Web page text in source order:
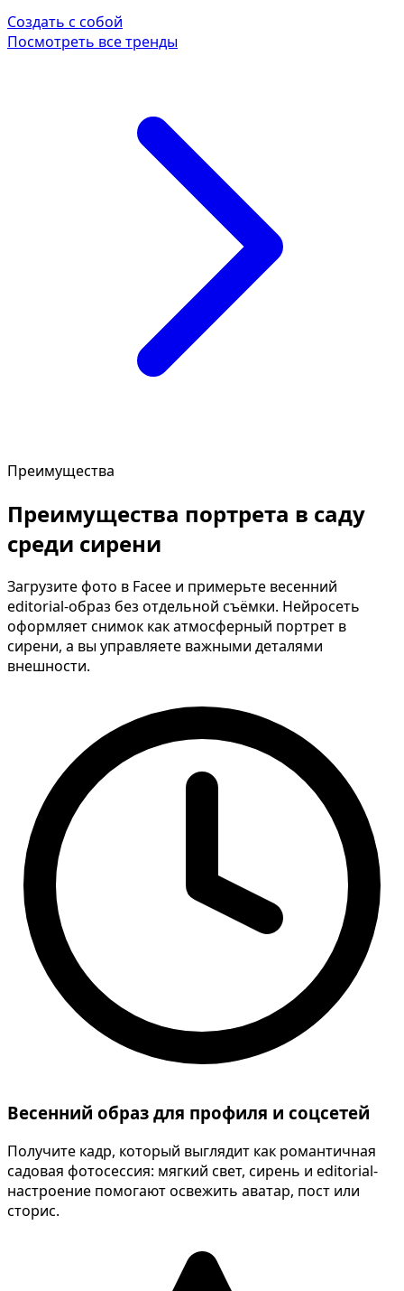
Создать с собой
Посмотреть все тренды
Преимущества
Преимущества портрета в саду
среди сирени
Загрузите фото в Facee и примерьте весенний
editorial-образ без отдельной съёмки. Нейросеть
оформляет снимок как атмосферный портрет в
сирени, а вы управляете важными деталями
внешности.
Весенний образ для профиля и соцсетей
Получите кадр, который выглядит как романтичная
садовая фотосессия: мягкий свет, сирень и editorial-
настроение помогают освежить аватар, пост или
сторис.